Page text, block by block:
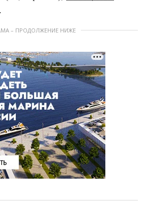
– ПРОДОЛЖЕНИЕ НИЖЕ